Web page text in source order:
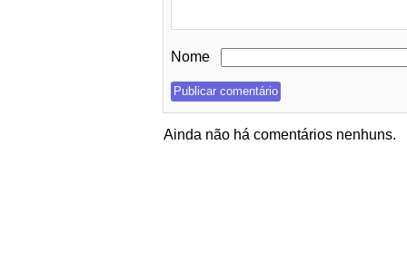
Nome
Ainda não há comentários nenhuns.